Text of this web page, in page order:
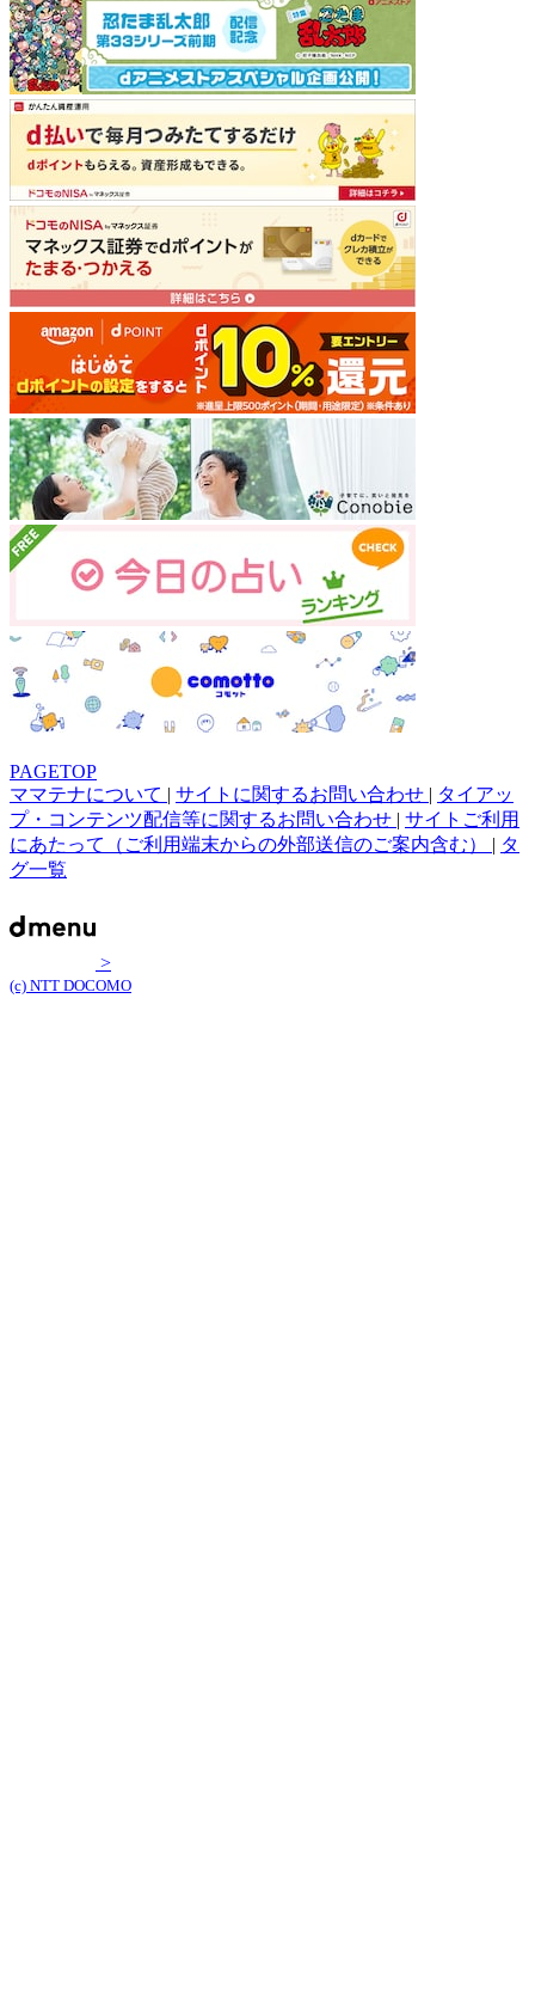
PAGETOP
ママテナについて | サイトに関するお問い合わせ | タイアッ
プ・コンテンツ配信等に関するお問い合わせ | サイトご利用
にあたって（ご利用端末からの外部送信のご案内含む） | タ
グ一覧
>
(c) NTT DOCOMO